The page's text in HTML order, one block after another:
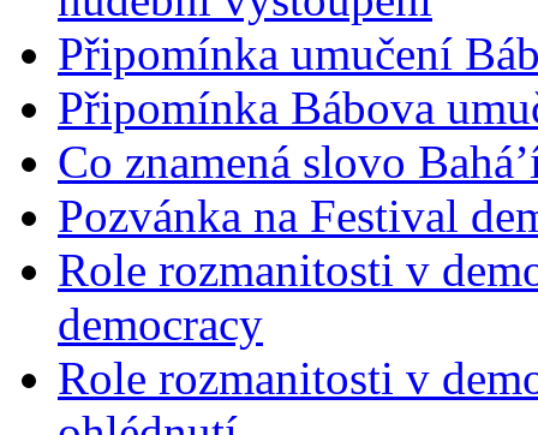
Připomínka umučení
Připomínka Bábova
Co znamená slovo
Pozvánka na Festival
Role rozmanitosti v
democracy
Role rozmanitosti v